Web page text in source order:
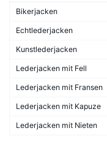
Bikerjacken
Echtlederjacken
Kunstlederjacken
Lederjacken mit Fell
Lederjacken mit Fransen
Lederjacken mit Kapuze
Lederjacken mit Nieten